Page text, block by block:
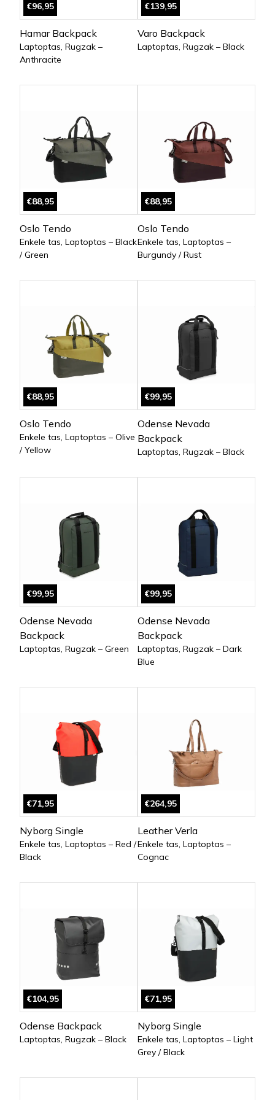
€96,95
Hamar Backpack
Laptoptas, Rugzak –
Anthracite
€139,95
Varo Backpack
Laptoptas, Rugzak – Black
€88,95
Oslo Tendo
Enkele tas, Laptoptas – Black
/ Green
€88,95
Oslo Tendo
Enkele tas, Laptoptas –
Burgundy / Rust
€88,95
Oslo Tendo
Enkele tas, Laptoptas – Olive
/ Yellow
€99,95
Odense Nevada
Backpack
Laptoptas, Rugzak – Black
€99,95
Odense Nevada
Backpack
Laptoptas, Rugzak – Green
€99,95
Odense Nevada
Backpack
Laptoptas, Rugzak – Dark
Blue
€71,95
Nyborg Single
Enkele tas, Laptoptas – Red /
Black
€264,95
Leather Verla
Enkele tas, Laptoptas –
Cognac
€104,95
Odense Backpack
Laptoptas, Rugzak – Black
€71,95
Nyborg Single
Enkele tas, Laptoptas – Light
Grey / Black